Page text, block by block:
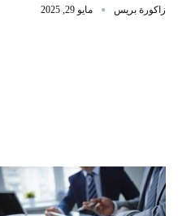
زاكورة بريس مايو 29, 2025